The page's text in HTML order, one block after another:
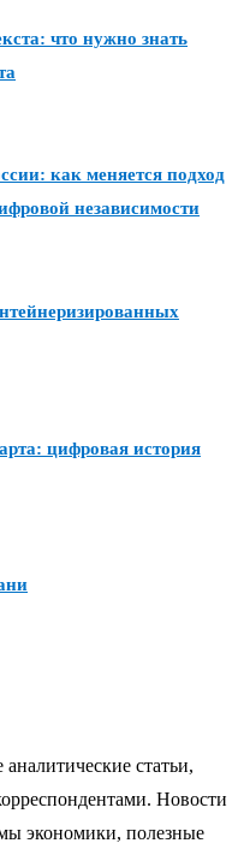
что нужно знать
как меняется подход
независимости
цифровая история
статьи,
Новости
экономики, полезные